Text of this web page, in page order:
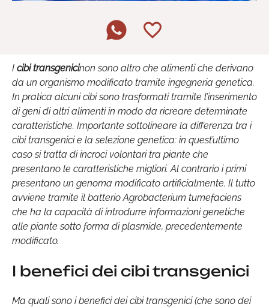
I cibi transgenicinon sono altro che alimenti che derivano
da un organismo modificato tramite ingegneria genetica.
In pratica alcuni cibi sono trasformati tramite l’inserimento
di geni di altri alimenti in modo da ricreare determinate
caratteristiche. Importante sottolineare la differenza tra i
cibi transgenici e la selezione genetica: in quest’ultimo
caso si tratta di incroci volontari tra piante che
presentano le caratteristiche migliori. Al contrario i primi
presentano un genoma modificato artificialmente. Il tutto
avviene tramite il batterio Agrobacterium tumefaciens
che ha la capacità di introdurre informazioni genetiche
alle piante sotto forma di plasmide, precedentemente
modificato.
I benefici dei cibi transgenici
Ma quali sono i benefici dei cibi transgenici (che sono dei